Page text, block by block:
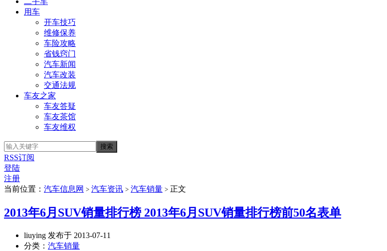
用车
开车技巧
维修保养
车险攻略
省钱窍门
汽车新闻
汽车改装
交通法规
车友之家
车友答疑
车友茶馆
车友维权
RSS订阅
登陆
注册
当前位置： 汽车信息网 > 汽车资讯 > 汽车销量 > 正文
2013年6月SUV销量排行榜 2013年6月SUV销量排行榜前50名表单
liuying 发布于 2013-07-11
分类： 汽车销量